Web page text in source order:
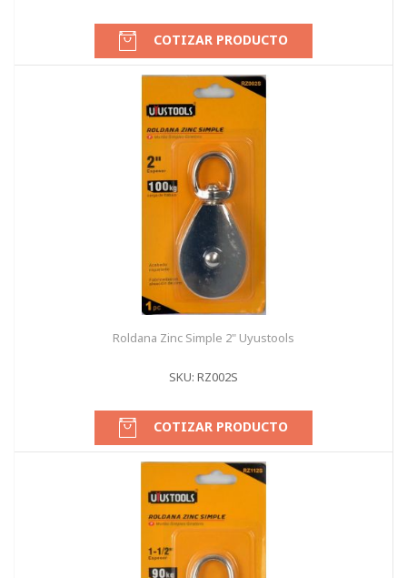
COTIZAR PRODUCTO
Roldana Zinc Simple 2" Uyustools
SKU: RZ002S
COTIZAR PRODUCTO